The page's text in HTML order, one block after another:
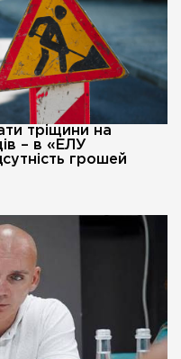
тріщини на
– в «ЕЛУ
грошей